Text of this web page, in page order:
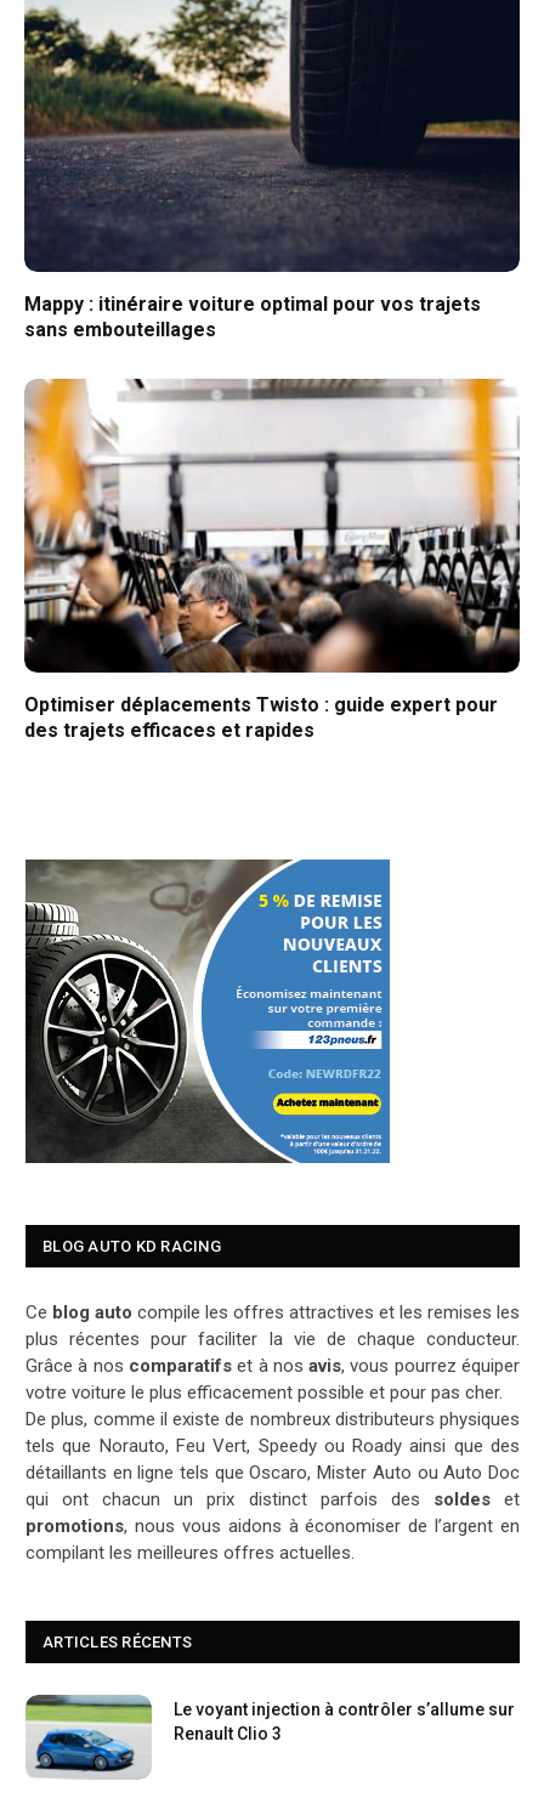
Mappy : itinéraire voiture optimal pour vos trajets
sans embouteillages
Optimiser déplacements Twisto : guide expert pour
des trajets efficaces et rapides
BLOG AUTO KD RACING
Ce blog auto compile les offres attractives et les remises les
plus récentes pour faciliter la vie de chaque conducteur.
Grâce à nos comparatifset à nosavis, vous pourrez équiper
votre voiture le plus efficacement possible et pour pas cher.
De plus, comme il existe de nombreux distributeurs physiques
tels que Norauto, Feu Vert, Speedy ou Roady ainsi que des
détaillants en ligne tels que Oscaro, Mister Auto ou Auto Doc
qui ont chacun un prix distinct parfois des soldeset
promotions, nous vous aidons à économiser de l’argent en
compilant les meilleures offres actuelles.
ARTICLES RÉCENTS
Le voyant injection à contrôler s’allume sur
Renault Clio 3